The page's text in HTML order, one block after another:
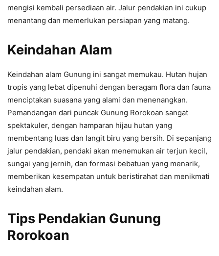
mengisi kembali persediaan air. Jalur pendakian ini cukup
menantang dan memerlukan persiapan yang matang.
Keindahan Alam
Keindahan alam Gunung ini sangat memukau. Hutan hujan
tropis yang lebat dipenuhi dengan beragam flora dan fauna
menciptakan suasana yang alami dan menenangkan.
Pemandangan dari puncak Gunung Rorokoan sangat
spektakuler, dengan hamparan hijau hutan yang
membentang luas dan langit biru yang bersih. Di sepanjang
jalur pendakian, pendaki akan menemukan air terjun kecil,
sungai yang jernih, dan formasi bebatuan yang menarik,
memberikan kesempatan untuk beristirahat dan menikmati
keindahan alam.
Tips Pendakian Gunung
Rorokoan